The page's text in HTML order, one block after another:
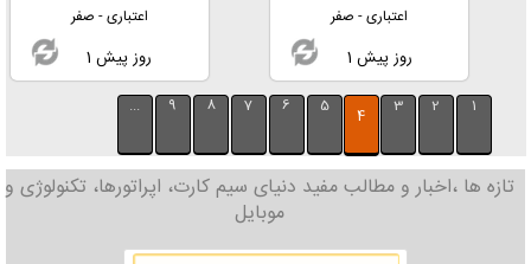
اعتباری - صفر
1 روز پیش
اعتباری - صفر
1 روز پیش
1
2
3
4
5
6
7
8
9
...
تازه ها ،اخبار و مطالب مفید دنیای سیم کارت، اپراتورها، تکنولوژی و
موبایل